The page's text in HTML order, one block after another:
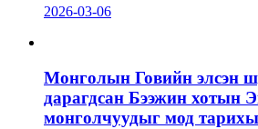
2026-03-06
Монголын Говийн элсэн
дарагдсан Бээжин хотын
монголчуудыг мод